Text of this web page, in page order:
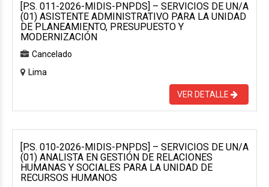
[P.S. 011-2026-MIDIS-PNPDS] – SERVICIOS DE UN/A
(01) ASISTENTE ADMINISTRATIVO PARA LA UNIDAD
DE PLANEAMIENTO, PRESUPUESTO Y
MODERNIZACIÓN
Cancelado
Lima
VER DETALLE
[P.S. 010-2026-MIDIS-PNPDS] – SERVICIOS DE UN/A
(01) ANALISTA EN GESTIÓN DE RELACIONES
HUMANAS Y SOCIALES PARA LA UNIDAD DE
RECURSOS HUMANOS